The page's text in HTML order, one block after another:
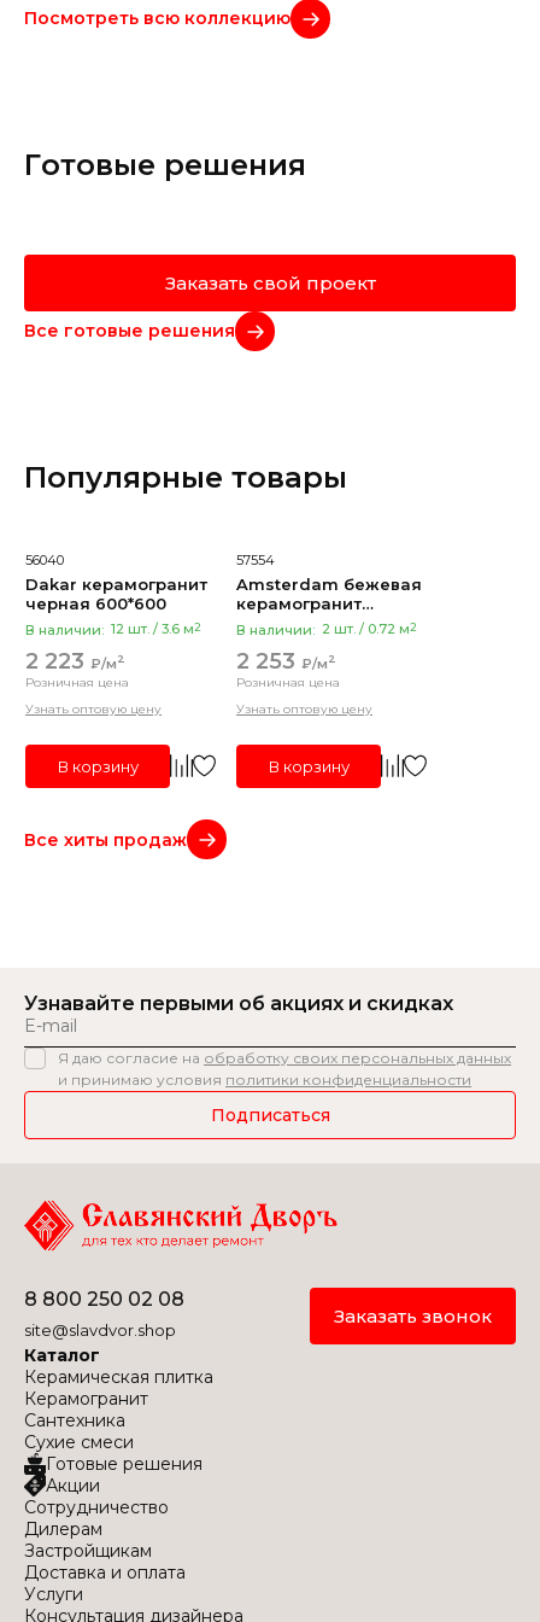
Посмотреть всю коллекцию
Готовые решения
Заказать свой проект
Все готовые решения
Популярные товары
56040
Dakar керамогранит
черная 600*600
В наличии: 12 шт. / 3.6 м2
2 223 ₽/м2
Розничная цена
Узнать оптовую цену
В корзину
57554
Amsterdam бежевая
керамогранит
600*1200
В наличии: 2 шт. / 0.72 м2
2 253 ₽/м2
Розничная цена
Узнать оптовую цену
В корзину
Все хиты продаж
Узнавайте первыми об акциях и скидках
Я даю согласие на обработку своих персональных данных
и принимаю условия политики конфиденциальности
Подписаться
8 800 250 02 08
site@slavdvor.shop
Заказать звонок
Каталог
Керамическая плитка
Керамогранит
Сантехника
Сухие смеси
Готовые решения
Акции
Сотрудничество
Дилерам
Застройщикам
Доставка и оплата
Услуги
Консультация дизайнера